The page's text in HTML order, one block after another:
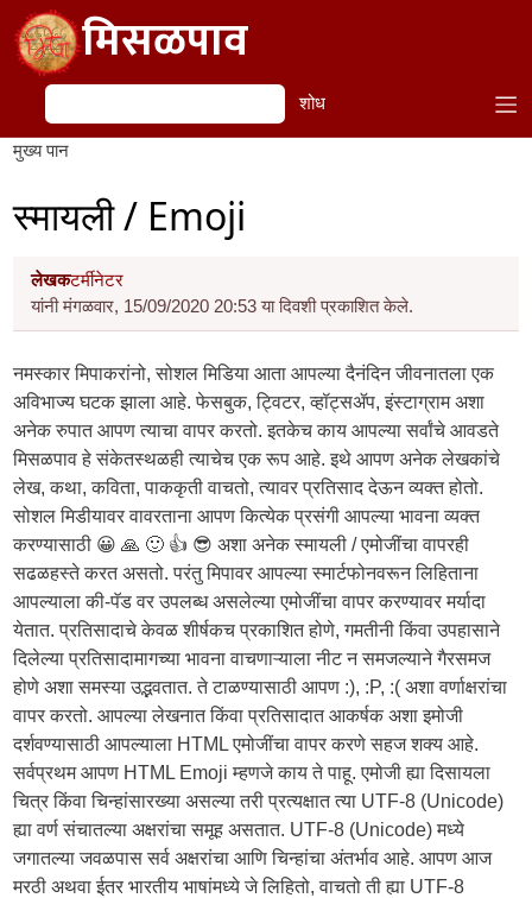
Skip to main contentमिसळपाव
शोध शोध
मुख्य पान
स्मायली / Emoji
लेखकटर्मीनेटर
यांनी मंगळवार, 15/09/2020 20:53 या दिवशी प्रकाशित केले.
नमस्कार मिपाकरांनो, सोशल मिडिया आता आपल्या दैनंदिन जीवनातला एक
अविभाज्य घटक झाला आहे. फेसबुक, ट्विटर, व्हॉट्सॲप, इंस्टाग्राम अशा
अनेक रुपात आपण त्याचा वापर करतो. इतकेच काय आपल्या सर्वांचे आवडते
मिसळपाव हे संकेतस्थळही त्याचेच एक रूप आहे. इथे आपण अनेक लेखकांचे
लेख, कथा, कविता, पाककृती वाचतो, त्यावर प्रतिसाद देऊन व्यक्त होतो.
सोशल मिडीयावर वावरताना आपण कित्येक प्रसंगी आपल्या भावना व्यक्त
करण्यासाठी 😀 🙏 🙂 👍 😎 अशा अनेक स्मायली / एमोजींचा वापरही
सढळहस्ते करत असतो. परंतु मिपावर आपल्या स्मार्टफोनवरून लिहिताना
आपल्याला की-पॅड वर उपलब्ध असलेल्या एमोजींचा वापर करण्यावर मर्यादा
येतात. प्रतिसादाचे केवळ शीर्षकच प्रकाशित होणे, गमतीनी किंवा उपहासाने
दिलेल्या प्रतिसादामागच्या भावना वाचणाऱ्याला नीट न समजल्याने गैरसमज
होणे अशा समस्या उद्भवतात. ते टाळण्यासाठी आपण :), :P, :( अशा वर्णाक्षरांचा
वापर करतो. आपल्या लेखनात किंवा प्रतिसादात आकर्षक अशा इमोजी
दर्शवण्यासाठी आपल्याला HTML एमोजींचा वापर करणे सहज शक्य आहे.
सर्वप्रथम आपण HTML Emoji म्हणजे काय ते पाहू. एमोजी ह्या दिसायला
चित्र किंवा चिन्हांसारख्या असल्या तरी प्रत्यक्षात त्या UTF-8 (Unicode)
ह्या वर्ण संचातल्या अक्षरांचा समूह असतात. UTF-8 (Unicode) मध्ये
जगातल्या जवळपास सर्व अक्षरांचा आणि चिन्हांचा अंतर्भाव आहे. आपण आज
मरठी अथवा ईतर भारतीय भाषांमध्ये जे लिहितो, वाचतो ती ह्या UTF-8